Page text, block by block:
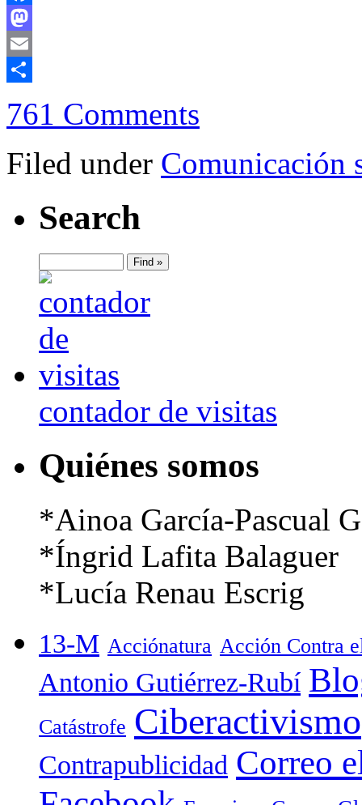
Facebook
Mastodon
Email
761 Comments
Filed under Comunicación
Search
contador de visitas
Quiénes somos
*Ainoa García-Pascual
*Íngrid Lafita Balaguer
*Lucía Renau Escrig
13-M Acciónatura Acción Contra
Antonio Gutiérrez-Rubí
Catástrofe Ciberactivismo
Contrapublicidad Correo